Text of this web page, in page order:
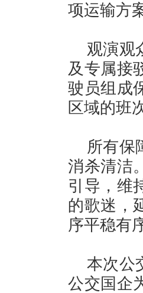
项运输方
观演观
及专属接
驶员组成
区域的班
所有保
消杀清洁
引导，维
的歌迷，
序平稳有
本次公
公交国企